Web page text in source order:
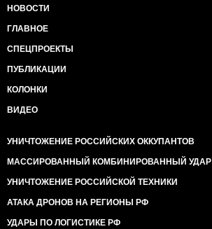
НОВОСТИ
ГЛАВНОЕ
СПЕЦПРОЕКТЫ
ПУБЛИКАЦИИ
КОЛОНКИ
ВИДЕО
УНИЧТОЖЕНИЕ РОССИЙСКИХ ОККУПАНТОВ
МАССИРОВАННЫЙ КОМБИНИРОВАННЫЙ УДАР
УНИЧТОЖЕНИЕ РОССИЙСКОЙ ТЕХНИКИ
АТАКА ДРОНОВ НА РЕГИОНЫ РФ
УДАРЫ ПО ЛОГИСТИКЕ РФ